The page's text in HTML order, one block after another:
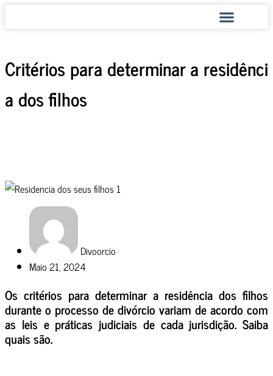
Critérios para determinar a residênci
a dos filhos
Divoorcio
Maio 21, 2024
Os critérios para determinar a residência dos filhos
durante o processo de divórcio variam de acordo com
as leis e práticas judiciais de cada jurisdição. Saiba
quais são.